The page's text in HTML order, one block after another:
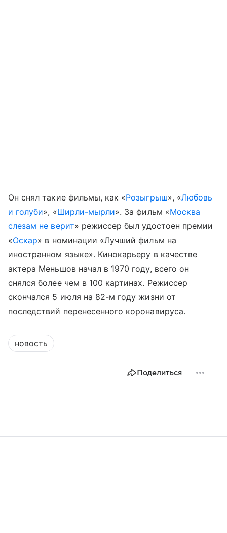
Он снял такие фильмы, как «Розыгрыш», «Любовь
и голуби», «Ширли-мырли». За фильм «Москва
слезам не верит» режиссер был удостоен премии
«Оскар» в номинации «Лучший фильм на
иностранном языке». Кинокарьеру в качестве
актера Меньшов начал в 1970 году, всего он
снялся более чем в 100 картинах. Режиссер
скончался 5 июля на 82-м году жизни от
последствий перенесенного коронавируса.
новость
Поделиться